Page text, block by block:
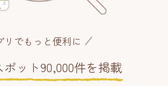
リでもっと便利に
ポット90,000件を掲載